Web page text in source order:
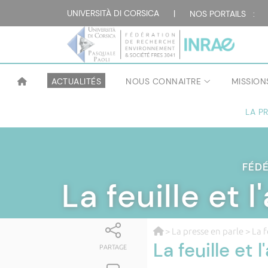
UNIVERSITÀ DI CORSICA | NOS PORTAILS :
ACTUALITÉS NOUS CONNAITRE
LA
La feuille et
PARTAGE
> La presse en parle > La
La feuille et